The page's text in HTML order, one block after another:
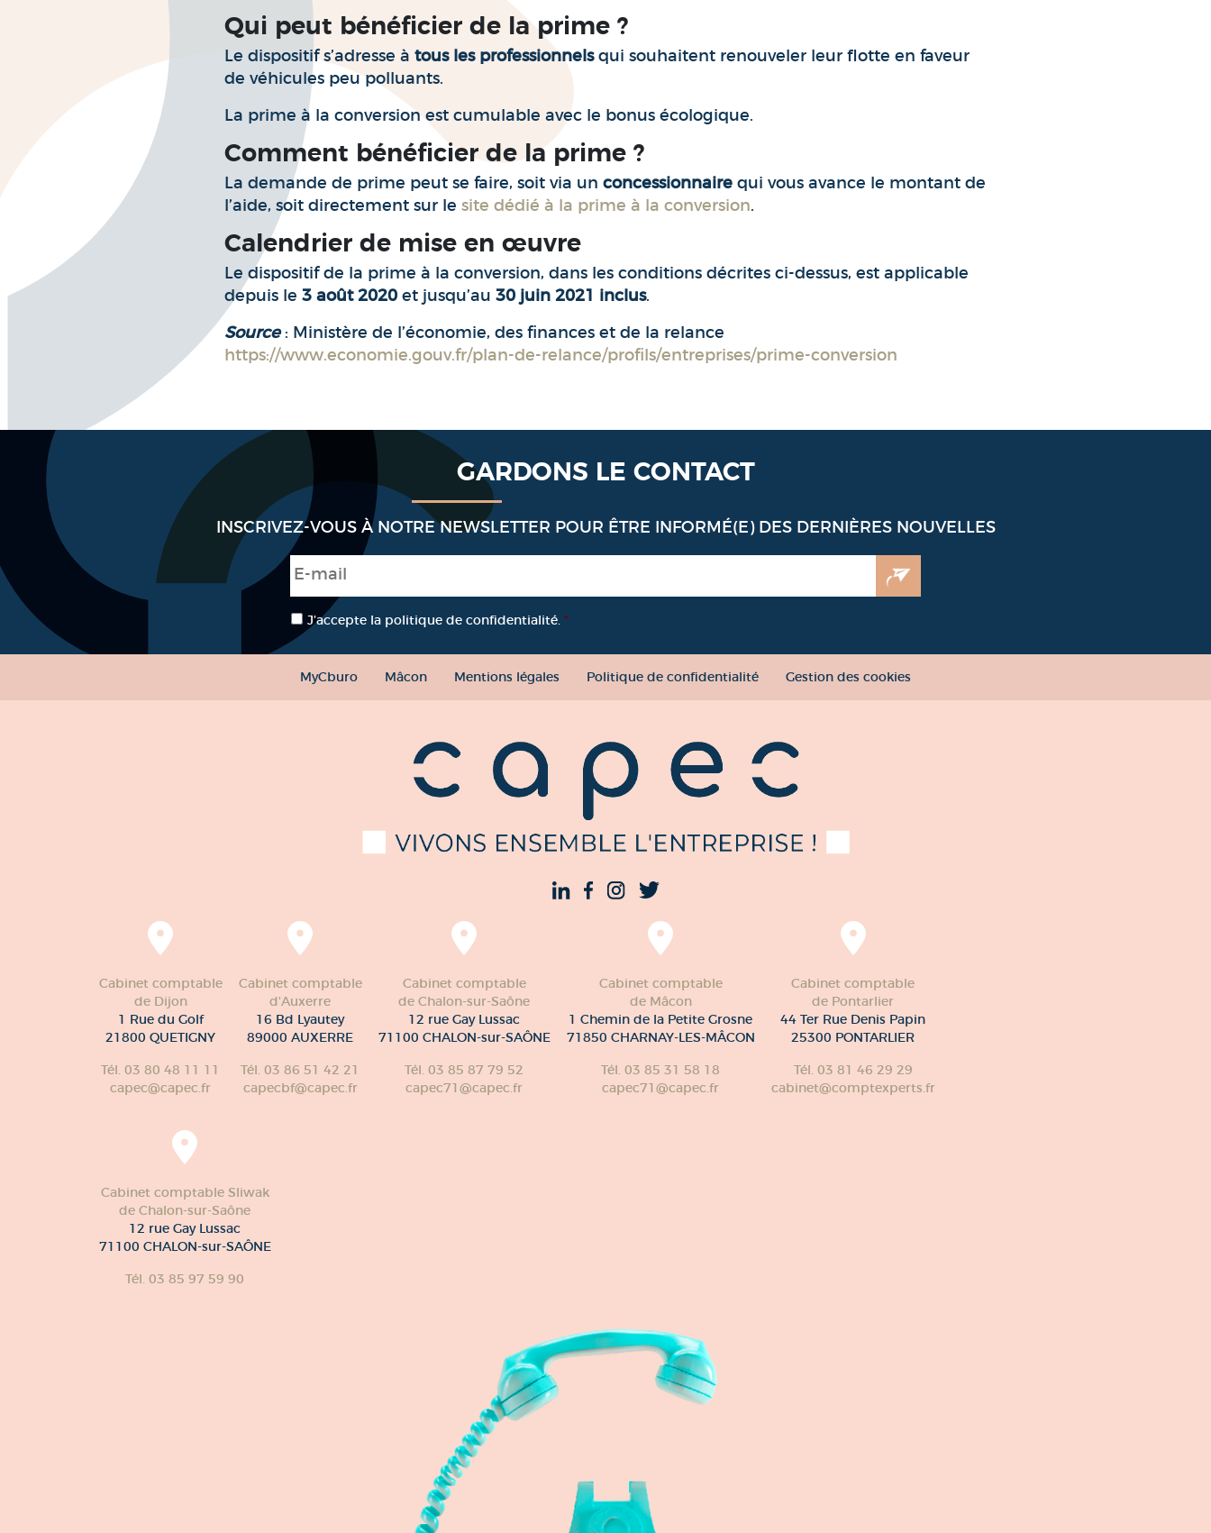
Qui peut bénéficier de la prime ?
Le dispositif s’adresse à tous les professionnelsqui souhaitent renouveler leur flotte en faveur
de véhicules peu polluants.
La prime à la conversion est cumulable avec le bonus écologique.
Comment bénéficier de la prime ?
La demande de prime peut se faire, soit via un concessionnaire qui vous avance le montant de
l’aide, soit directement sur le site dédié à la prime à la conversion.
Calendrier de mise en œuvre
Le dispositif de la prime à la conversion, dans les conditions décrites ci-dessus, est applicable
depuis le 3 août 2020 et jusqu’au 30 juin 2021 inclus.
Source: Ministère de l’économie, des finances et de la relance
https://www.economie.gouv.fr/plan-de-relance/profils/entreprises/prime-conversion
GARDONS LE CONTACT
INSCRIVEZ-VOUS À NOTRE NEWSLETTER POUR ÊTRE INFORMÉ(E) DES DERNIÈRES NOUVELLES
E-mail
RGPD *
J’accepte la politique de confidentialité. *
MyCburo Mâcon Mentions légales Politique de confidentialité Gestion des cookies
Cabinet comptable
de Dijon
1 Rue du Golf
21800 QUETIGNY
Tél. 03 80 48 11 11
capec@capec.fr
Cabinet comptable
d'Auxerre
16 Bd Lyautey
89000 AUXERRE
Tél. 03 86 51 42 21
capecbf@capec.fr
Cabinet comptable
de Chalon-sur-Saône
12 rue Gay Lussac
71100 CHALON-sur-SAÔNE
Tél. 03 85 87 79 52
capec71@capec.fr
Cabinet comptable
de Mâcon
1 Chemin de la Petite Grosne
71850 CHARNAY-LES-MÂCON
Tél. 03 85 31 58 18
capec71@capec.fr
Cabinet comptable
de Pontarlier
44 Ter Rue Denis Papin
25300 PONTARLIER
Tél. 03 81 46 29 29
cabinet@comptexperts.fr
Cabinet comptable Sliwak
de Chalon-sur-Saône
12 rue Gay Lussac
71100 CHALON-sur-SAÔNE
Tél. 03 85 97 59 90